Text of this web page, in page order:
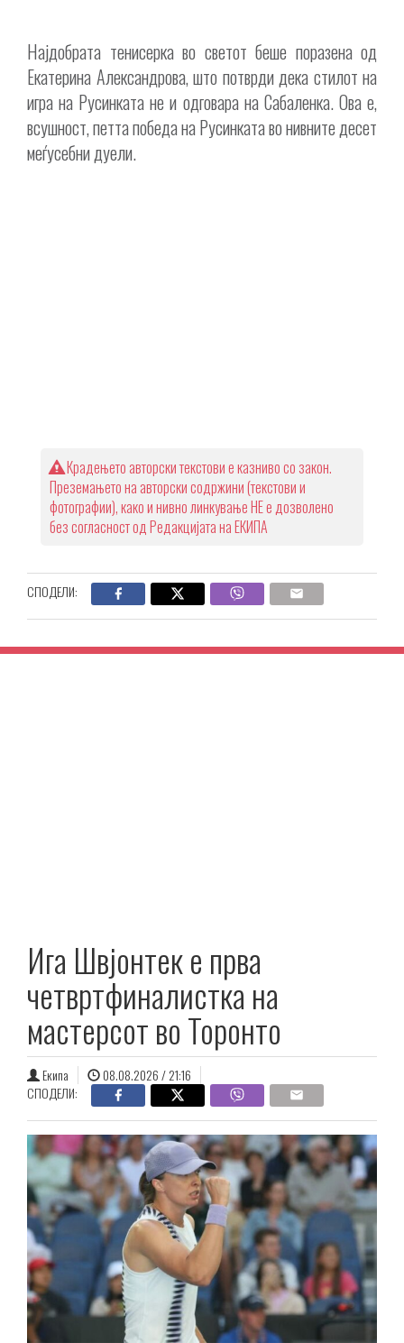
Најдобрата тенисерка во светот беше поразена од
Екатерина Александрова, што потврди дека стилот на
игра на Русинката не и одговара на Сабаленка. Ова е,
всушност, петта победа на Русинката во нивните десет
меѓусебни дуели.
Крадењето авторски текстови е казниво со закон.
Преземањето на авторски содржини (текстови и
фотографии), како и нивно линкување НЕ е дозволено
без согласност од Редакцијата на ЕКИПА
СПОДЕЛИ:
Ига Швјонтек е прва
четвртфиналистка на
мастерсот во Торонто
Екипа
08.08.2026 / 21:16
СПОДЕЛИ: